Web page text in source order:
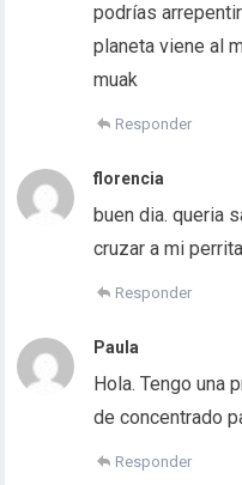
podrías
planeta viene al
muak
Responder
florencia
buen dia. queria
cruzar a mi
Responder
Paula
Hola. Tengo una
de concentrado
Responder